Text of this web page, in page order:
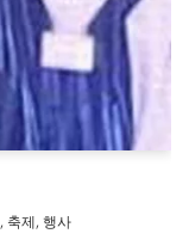
, 축제, 행사